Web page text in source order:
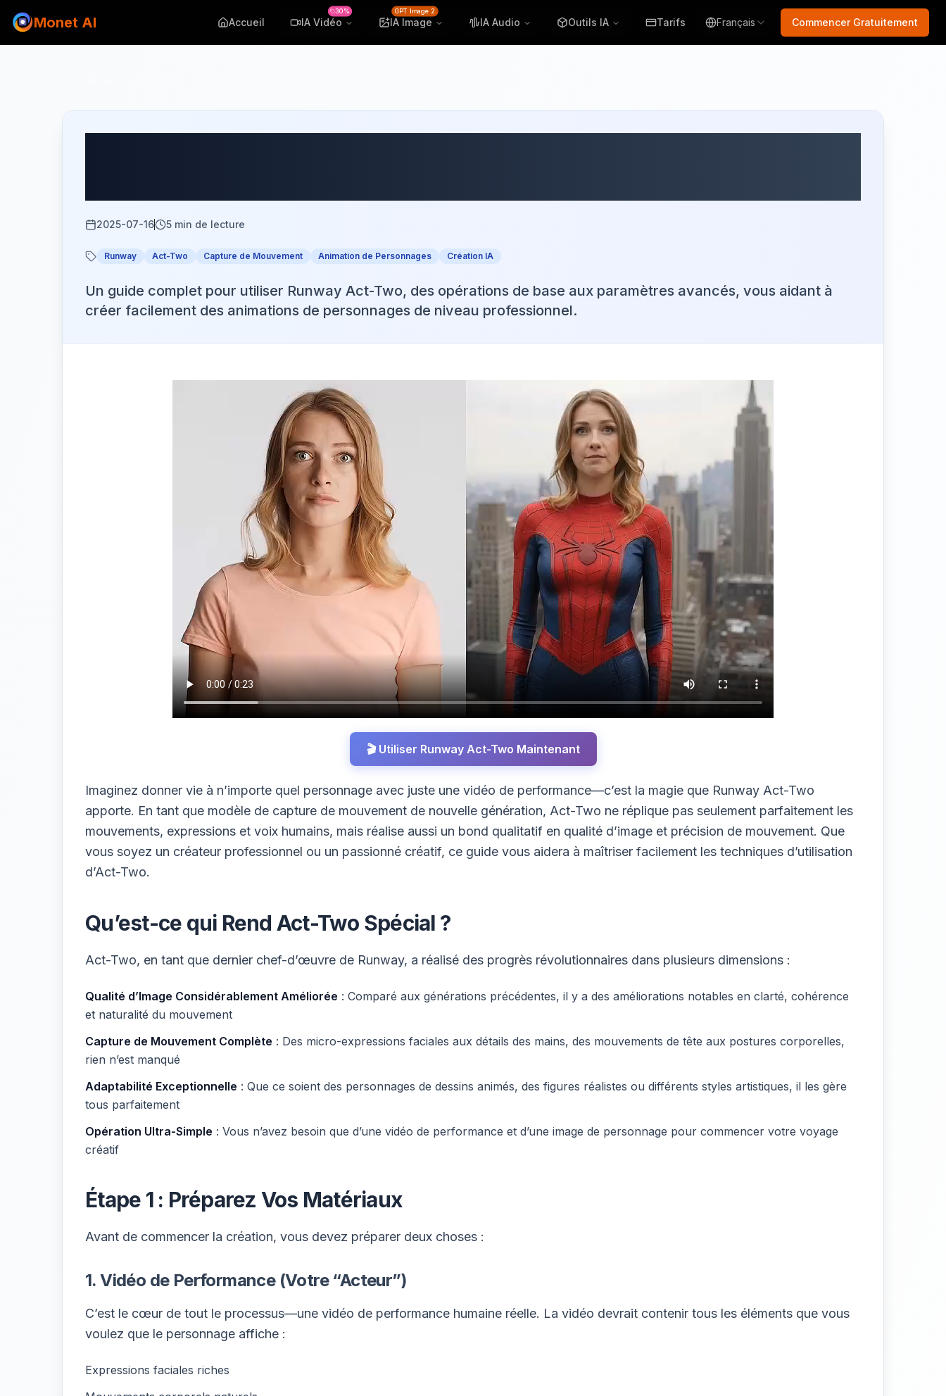
Monet AI Accueil IA Vidéo
30%
IA Image
GPT Image 2
IA Audio Outils IA Tarifs Français Commencer Gratuitement
2025-07-16 5 min de lecture
Runway Act-Two Capture de Mouvement Animation de Personnages Création IA
Un guide complet pour utiliser Runway Act-Two, des opérations de base aux paramètres avancés, vous aidant à
créer facilement des animations de personnages de niveau professionnel.
🎬 Utiliser Runway Act-Two Maintenant
Imaginez donner vie à n’importe quel personnage avec juste une vidéo de performance—c’est la magie que Runway Act-Two
apporte. En tant que modèle de capture de mouvement de nouvelle génération, Act-Two ne réplique pas seulement parfaitement les
mouvements, expressions et voix humains, mais réalise aussi un bond qualitatif en qualité d’image et précision de mouvement. Que
vous soyez un créateur professionnel ou un passionné créatif, ce guide vous aidera à maîtriser facilement les techniques d’utilisation
d’Act-Two.
Qu’est-ce qui Rend Act-Two Spécial ?
Act-Two, en tant que dernier chef-d’œuvre de Runway, a réalisé des progrès révolutionnaires dans plusieurs dimensions :
Qualité d’Image Considérablement Améliorée : Comparé aux générations précédentes, il y a des améliorations notables en clarté, cohérence
et naturalité du mouvement
Capture de Mouvement Complète : Des micro-expressions faciales aux détails des mains, des mouvements de tête aux postures corporelles,
rien n’est manqué
Adaptabilité Exceptionnelle : Que ce soient des personnages de dessins animés, des figures réalistes ou différents styles artistiques, il les gère
tous parfaitement
Opération Ultra-Simple : Vous n’avez besoin que d’une vidéo de performance et d’une image de personnage pour commencer votre voyage
créatif
Étape 1 : Préparez Vos Matériaux
Avant de commencer la création, vous devez préparer deux choses :
1. Vidéo de Performance (Votre “Acteur”)
C’est le cœur de tout le processus—une vidéo de performance humaine réelle. La vidéo devrait contenir tous les éléments que vous
voulez que le personnage affiche :
Expressions faciales riches